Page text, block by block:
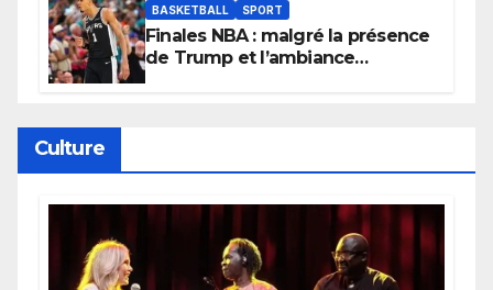
BASKETBALL SPORT
Finales NBA : malgré la présence
de Trump et l’ambiance
Culture